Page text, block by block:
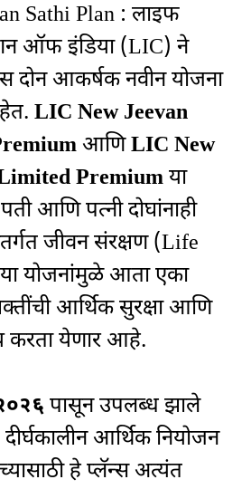
Sathi Plan : लाइफ
ऑफ इंडिया (LIC) ने
दोन आकर्षक नवीन योजना
LIC New Jeevan
आणिLIC New
Premiumया
आणि पत्नी दोघांनाही
जीवन संरक्षण (Life
योजनांमुळे आता एका
आर्थिक सुरक्षा आणि
करता येणार आहे.
पासून उपलब्ध झाले
आर्थिक नियोजन
हे प्लॅन्स अत्यंत